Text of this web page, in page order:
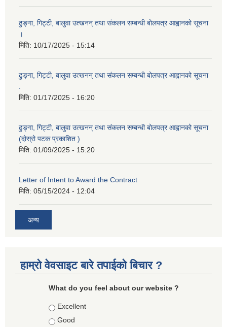
ढुङ्गा, गिट्टी, बालुवा उत्खनन् तथा संकलन सम्बन्धी बोलपत्र आह्वानको सूचना
।
मिति: 10/17/2025 - 15:14
ढुङ्गा, गिट्टी, बालुवा उत्खनन् तथा संकलन सम्बन्धी बोलपत्र आह्वानको सूचना
.
मिति: 01/17/2025 - 16:20
ढुङ्गा, गिट्टी, बालुवा उत्खनन् तथा संकलन सम्बन्धी बोलपत्र आह्वानको सूचना
(दोस्रो पटक प्रकाशित )
मिति: 01/09/2025 - 15:20
Letter of Intent to Award the Contract
मिति: 05/15/2024 - 12:04
अन्य
हाम्रो वेवसाइट बारे तपाईको बिचार ?
What do you feel about our website ?
Choices
Excellent
Good